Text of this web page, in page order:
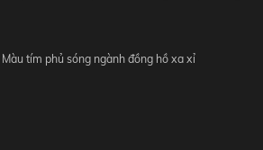
Màu tím phủ sóng ngành đồng hồ xa xỉ